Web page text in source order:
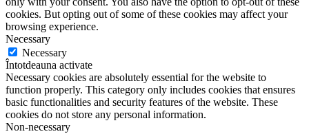
cookies. But opting out of some of these cookies may affect your
browsing experience.
Necessary
Necessary
Întotdeauna activate
Necessary cookies are absolutely essential for the website to
function properly. This category only includes cookies that ensures
basic functionalities and security features of the website. These
cookies do not store any personal information.
Non-necessary